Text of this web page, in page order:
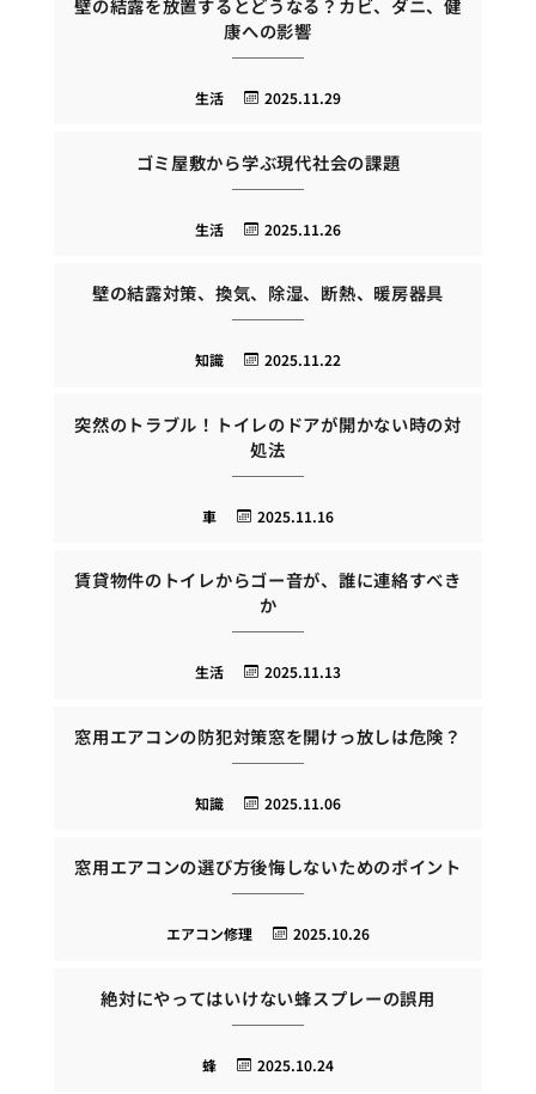
壁の結露を放置するとどうなる？カビ、ダニ、健
康への影響
2025.11.29
生活
ゴミ屋敷から学ぶ現代社会の課題
2025.11.26
生活
壁の結露対策、換気、除湿、断熱、暖房器具
2025.11.22
知識
突然のトラブル！トイレのドアが開かない時の対
処法
2025.11.16
車
賃貸物件のトイレからゴー音が、誰に連絡すべき
か
2025.11.13
生活
窓用エアコンの防犯対策窓を開けっ放しは危険？
2025.11.06
知識
窓用エアコンの選び方後悔しないためのポイント
2025.10.26
エアコン修理
絶対にやってはいけない蜂スプレーの誤用
2025.10.24
蜂